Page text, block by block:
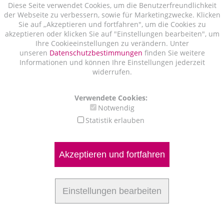
Diese Seite verwendet Cookies, um die Benutzerfreundlichkeit
der Webseite zu verbessern, sowie für Marketingzwecke. Klicken
Sie auf „Akzeptieren und fortfahren", um die Cookies zu
akzeptieren oder klicken Sie auf "Einstellungen bearbeiten", um
Ihre Cookieeinstellungen zu verändern. Unter
unseren Datenschutzbestimmungen finden Sie weitere
Informationen und können Ihre Einstellungen jederzeit
widerrufen.
Verwendete Cookies:
Notwendig
Statistik erlauben
Akzeptieren und fortfahren
Einstellungen bearbeiten